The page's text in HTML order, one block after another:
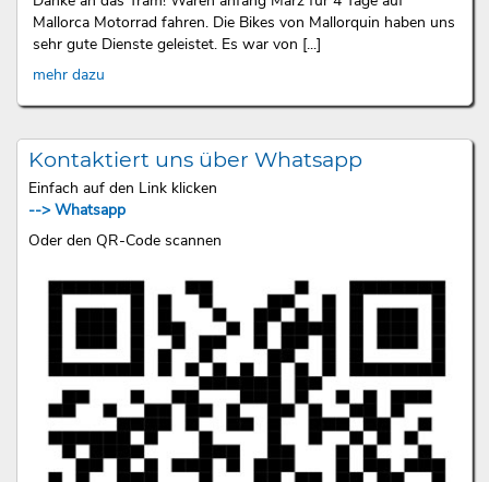
Mallorca Motorrad fahren. Die Bikes von Mallorquin haben uns
sehr gute Dienste geleistet. Es war von [...]
mehr dazu
Kontaktiert uns über Whatsapp
Einfach auf den Link klicken
--> Whatsapp
Oder den QR-Code scannen